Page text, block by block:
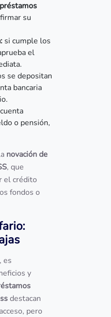
su
si cumple los
el
se depositan
bancaria
o pensión,
novación de
, que
el crédito
fondos o
es
y
destacan
pero